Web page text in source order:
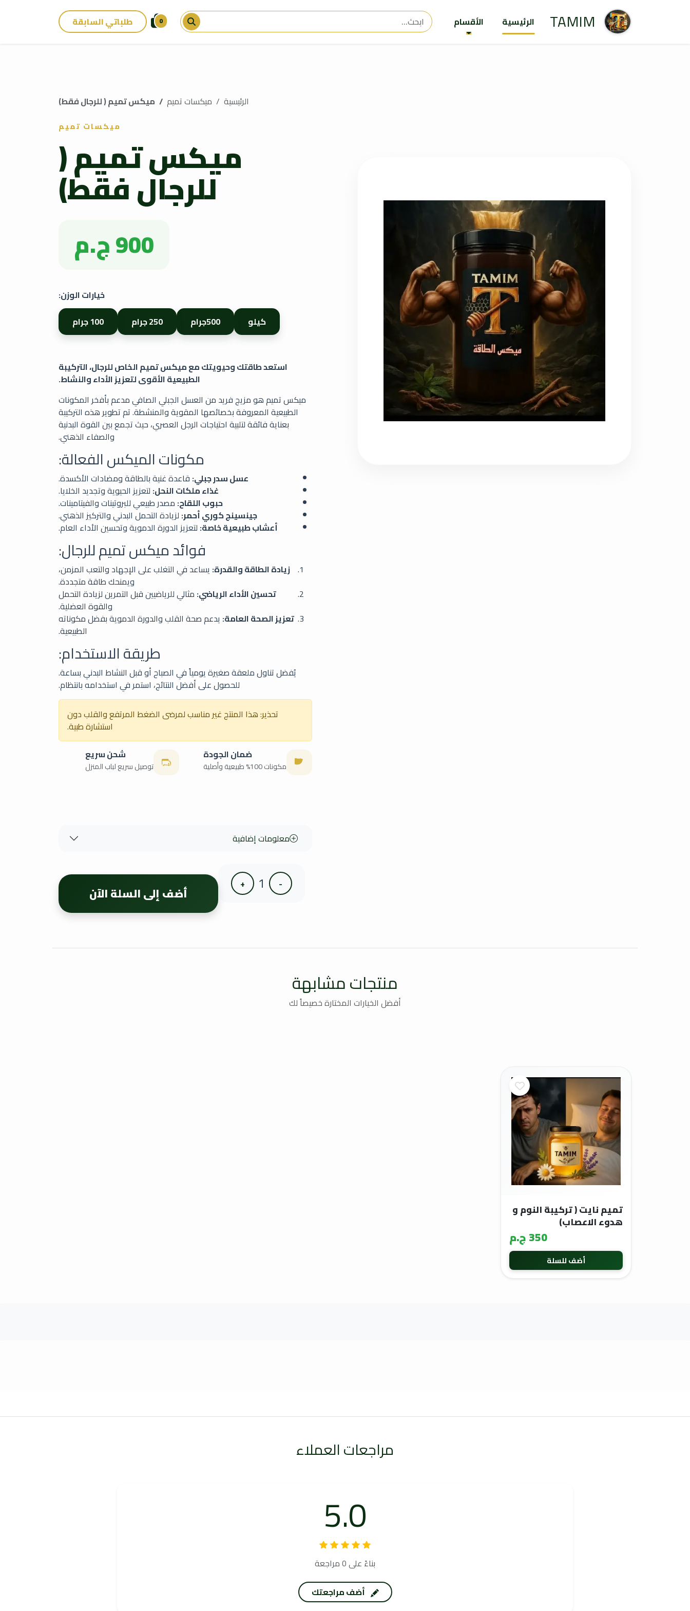
TAMIM
0 طلباتي السابقة الرئيسية الأقسام
الرئيسية ميكسات تميم ميكس تميم ( للرجال فقط)
ميكسات تميم
ميكس تميم (
للرجال فقط)
900 ج.م
خيارات الوزن:
كيلو
500جرام 250 جرام 100 جرام
استعد طاقتك وحيويتك مع ميكس تميم الخاص للرجال، التركيبة
الطبيعية الأقوى لتعزيز الأداء والنشاط.
ميكس تميم هو مزيج فريد من العسل الجبلي الصافي مدعم بأفخر المكونات
الطبيعية المعروفة بخصائصها المقوية والمنشطة. تم تطوير هذه التركيبة
بعناية فائقة لتلبية احتياجات الرجل العصري، حيث تجمع بين القوة البدنية
والصفاء الذهني.
مكونات الميكس الفعالة:
عسل سدر جبلي: قاعدة غنية بالطاقة ومضادات الأكسدة.
غذاء ملكات النحل: لتعزيز الحيوية وتجديد الخلايا.
حبوب اللقاح: مصدر طبيعي للبروتينات والفيتامينات.
جينسينج كوري أحمر: لزيادة التحمل البدني والتركيز الذهني.
أعشاب طبيعية خاصة: لتعزيز الدورة الدموية وتحسين الأداء العام.
فوائد ميكس تميم للرجال:
زيادة الطاقة والقدرة: يساعد في التغلب على الإجهاد والتعب المزمن،
ويمنحك طاقة متجددة.
تحسين الأداء الرياضي: مثالي للرياضيين قبل التمرين لزيادة التحمل
والقوة العضلية.
تعزيز الصحة العامة: يدعم صحة القلب والدورة الدموية بفضل مكوناته
الطبيعية.
طريقة الاستخدام:
يُفضل تناول ملعقة صغيرة يومياً في الصباح أو قبل النشاط البدني بساعة.
للحصول على أفضل النتائج، استمر في استخدامه بانتظام.
تحذير: هذا المنتج غير مناسب لمرضى الضغط المرتفع والقلب دون
استشارة طبية.
ضمان الجودة
مكونات 100% طبيعية وأصلية
شحن سريع
توصيل سريع لباب المنزل
معلومات إضافية
-
1
+
أضف إلى السلة الآن
منتجات مشابهة
أفضل الخيارات المختارة خصيصاً لك
تميم نايت ( تركيبة النوم و
هدوء الاعصاب)
350 ج.م
أضف للسلة
مراجعات العملاء
5.0
بناءً على 0 مراجعة
أضف مراجعتك